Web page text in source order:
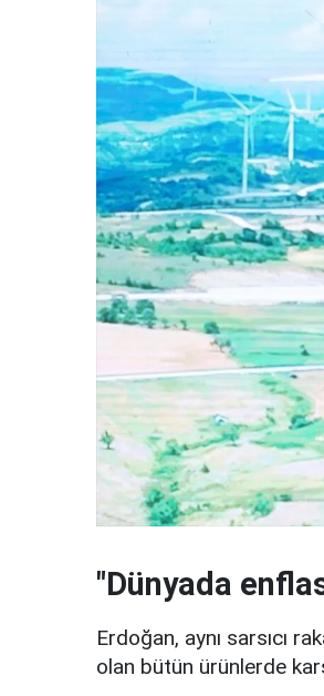
"Dünyada
Erdoğan, aynı sarsıcı
olan bütün ürünlerde